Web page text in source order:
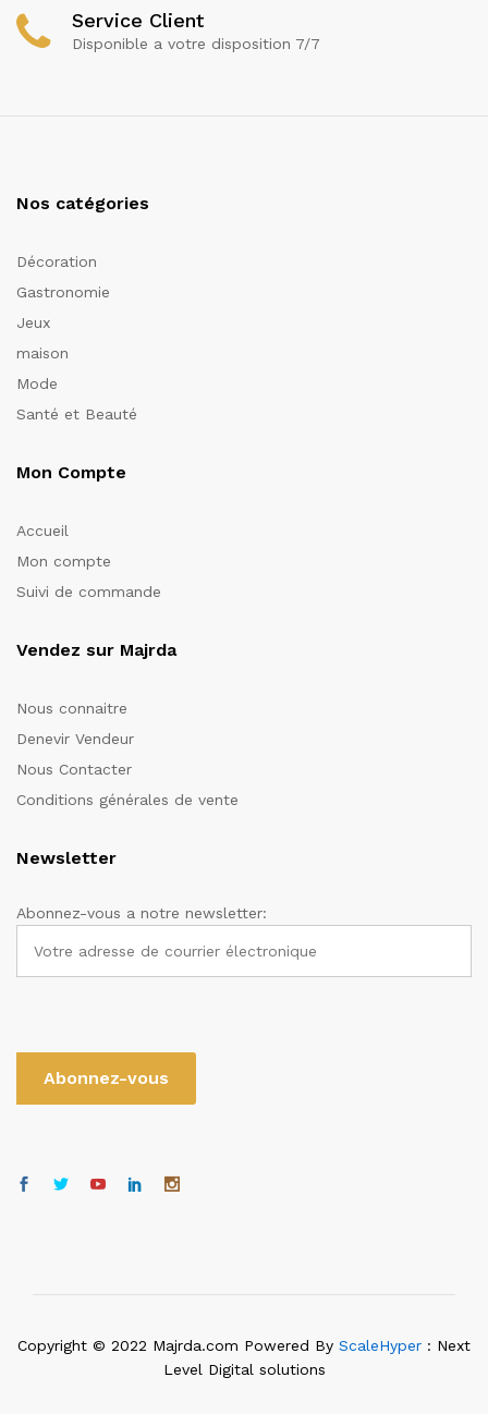
Service Client
Disponible a votre disposition 7/7
Nos catégories
Décoration
Gastronomie
Jeux
maison
Mode
Santé et Beauté
Mon Compte
Accueil
Mon compte
Suivi de commande
Vendez sur Majrda
Nous connaitre
Denevir Vendeur
Nous Contacter
Conditions générales de vente
Newsletter
Abonnez-vous a notre newsletter:
Copyright © 2022 Majrda.com Powered By ScaleHyper : Next
Level Digital solutions